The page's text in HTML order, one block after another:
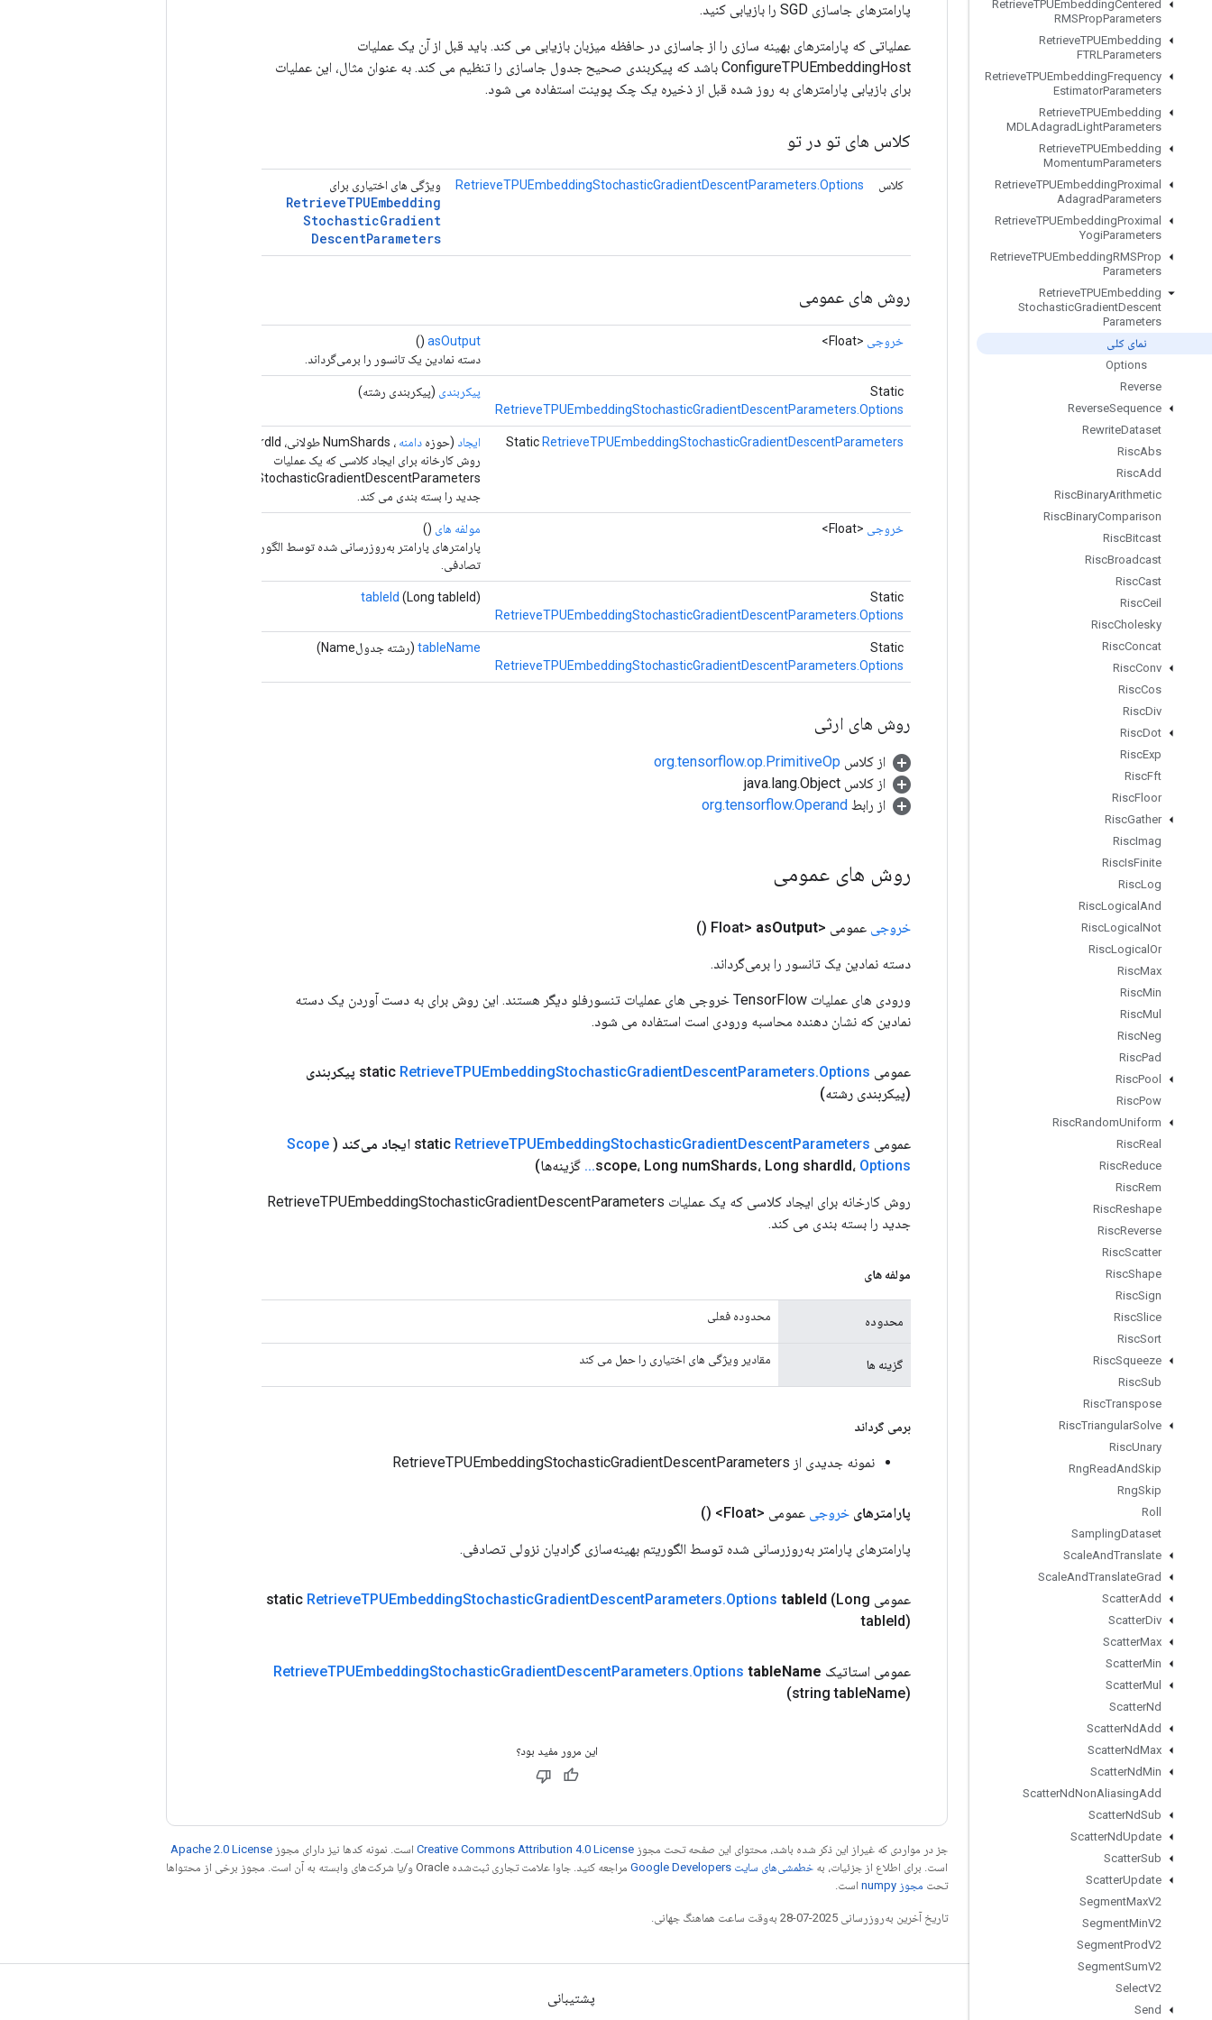
RetrieveTPUEmbeddingCentered
RMSPropParameters
RetrieveTPUEmbedding
FTRLParameters
RetrieveTPUEmbeddingFrequency
EstimatorParameters
RetrieveTPUEmbedding
MDLAdagradLightParameters
RetrieveTPUEmbedding
MomentumParameters
RetrieveTPUEmbeddingProximal
AdagradParameters
RetrieveTPUEmbeddingProximal
YogiParameters
RetrieveTPUEmbeddingRMSProp
Parameters
RetrieveTPUEmbedding
StochasticGradientDescent
Parameters
نمای کلی
Options
Reverse
ReverseSequence
RewriteDataset
RiscAbs
RiscAdd
RiscBinaryArithmetic
RiscBinaryComparison
RiscBitcast
RiscBroadcast
RiscCast
RiscCeil
RiscCholesky
RiscConcat
RiscConv
RiscCos
RiscDiv
RiscDot
RiscExp
RiscFft
RiscFloor
RiscGather
RiscImag
RiscIsFinite
RiscLog
RiscLogical And
RiscLogical Not
RiscLogical Or
RiscMax
RiscMin
RiscMul
RiscNeg
RiscPad
RiscPool
RiscPow
RiscRandomUniform
RiscReal
RiscReduce
RiscRem
RiscReshape
RiscReverse
RiscScatter
RiscShape
RiscSign
RiscSlice
RiscSort
RiscSqueeze
RiscSub
RiscTranspose
RiscTriangularSolve
RiscUnary
RngReadAndSkip
RngSkip
Roll
SamplingDataset
ScaleAndTranslate
ScaleAndTranslateGrad
ScatterAdd
ScatterDiv
ScatterMax
ScatterMin
ScatterMul
ScatterNd
ScatterNdAdd
ScatterNdMax
ScatterNdMin
ScatterNdNonAliasingAdd
ScatterNdSub
ScatterNdUpdate
ScatterSub
ScatterUpdate
SegmentMaxV2
SegmentMinV2
SegmentProdV2
SegmentSumV2
SelectV2
Send
پارامترهای جاسازی SGD را بازیابی کنید.
عملیاتی که پارامترهای بهینه سازی را از جاسازی در حافظه میزبان بازیابی می کند. باید قبل از آن یک عملیات
ConfigureTPUEmbeddingHost باشد که پیکربندی صحیح جدول جاسازی را تنظیم می کند. به عنوان مثال، این عملیات
برای بازیابی پارامترهای به روز شده قبل از ذخیره یک چک پوینت استفاده می شود.
کلاس های تو در تو
کلاس RetrieveTPUEmbeddingStochasticGradientDescentParameters.Options ویژگی های اختیاری برای
RetrieveTPUEmbedding
StochasticGradient
DescentParameters
روش های عمومی
خروجی <Float>
asOutput
()
دسته نمادین یک تانسور را برمی‌گرداند.
Static
RetrieveTPUEmbeddingStochasticGradientDescentParameters.Options
پیکربندی (پیکربندی رشته)
Static RetrieveTPUEmbeddingStochasticGradientDescentParameters ایجاد (حوزه دامنه ، NumShards طولانی، Long shardId،
روش کارخانه برای ایجاد کلاسی که یک عملیات
RetrieveTPUEmbeddingStochasticGradientDescentParameters
جدید را بسته بندی می کند.
خروجی <Float> مولفه های ()
پارامترهای پارامتر به‌روزرسانی شده توسط الگوریتم بهینه‌سازی گرادیان نزولی
تصادفی.
Static
RetrieveTPUEmbeddingStochasticGradientDescentParameters.Options
tableId (Long tableId)
Static
RetrieveTPUEmbeddingStochasticGradientDescentParameters.Options
tableName (رشته جدولName)
روش های ارثی
از کلاس org.tensorflow.op.PrimitiveOp
از کلاس java.lang.Object
از رابط org.tensorflow.Operand
روش های عمومی
خروجی عمومی <Float> asOutput
()
دسته نمادین یک تانسور را برمی‌گرداند.
ورودی های عملیات TensorFlow خروجی های عملیات تنسورفلو دیگر هستند. این روش برای به دست آوردن یک دسته
نمادین که نشان دهنده محاسبه ورودی است استفاده می شود.
عمومی static RetrieveTPUEmbeddingStochasticGradientDescentParameters.Options
پیکربندی
(پیکربندی رشته)
عمومی static RetrieveTPUEmbeddingStochasticGradientDescentParameters ایجاد می‌کند (
Scope
scope، Long numShards، Long shardId، Options
.
.
. گزینه‌ها)
روش کارخانه برای ایجاد کلاسی که یک عملیات RetrieveTPUEmbeddingStochasticGradientDescentParameters
جدید را بسته بندی می کند.
مولفه های
محدوده محدوده فعلی
گزینه ها مقادیر ویژگی های اختیاری را حمل می کند
برمی گرداند
نمونه جدیدی از RetrieveTPUEmbeddingStochasticGradientDescentParameters
پارامترهای خروجی عمومی <Float> ()
پارامترهای پارامتر به‌روزرسانی شده توسط الگوریتم بهینه‌سازی گرادیان نزولی تصادفی.
عمومی static RetrieveTPUEmbeddingStochasticGradientDescentParameters.Options tableId (Long
tableId)
عمومی استاتیک RetrieveTPUEmbeddingStochasticGradientDescentParameters.Options tableName
(string tableName)
این مرور مفید بود؟
جز در مواردی که غیراز این ذکر شده باشد، محتوای این صفحه تحت مجوز Creative Commons Attribution 4.0 License است. نمونه کدها نیز دارای مجوز Apache 2.0 License
است. برای اطلاع از جزئیات، به خطمشی‌های سایت Google Developers‏
مراجعه کنید. جاوا علامت تجاری ثبت‌شده Oracle و/یا شرکت‌های وابسته به آن است. مجوز برخی از محتواها
تحت مجوز numpy‏ است.
تاریخ آخرین به‌روزرسانی 2025-07-28 به‌وقت ساعت هماهنگ جهانی.
پشتیبانی